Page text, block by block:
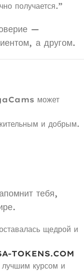
получается.”
—
а другом.
может
и добрым.
тебя,
щедрой и
TOKENS.COM
курсом и